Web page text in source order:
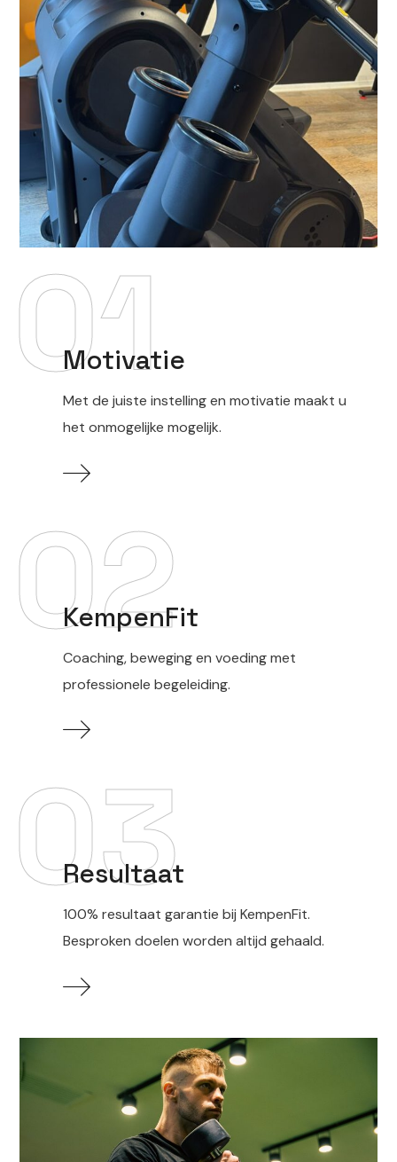
Motivatie
Met de juiste instelling en motivatie maakt u
het onmogelijke mogelijk.
01
KempenFit
Coaching, beweging en voeding met
professionele begeleiding.
02
Resultaat
100% resultaat garantie bij KempenFit.
Besproken doelen worden altijd gehaald.
03